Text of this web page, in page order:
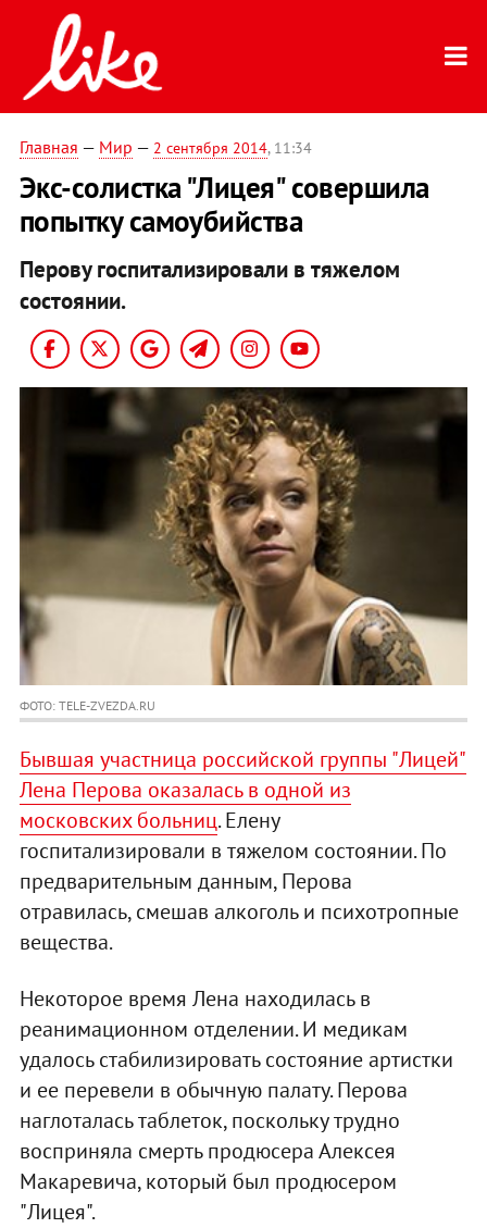
Главная — Мир — 2 сентября 2014, 11:34
Экс-солистка "Лицея" совершила
попытку самоубийства
Перову госпитализировали в тяжелом
состоянии.
ФОТО: TELE-ZVEZDA.RU
Бывшая участница российской группы "Лицей"
Лена Перова оказалась в одной из
московских больниц. Елену
госпитализировали в тяжелом состоянии. По
предварительным данным, Перова
отравилась, смешав алкоголь и психотропные
вещества.
Некоторое время Лена находилась в
реанимационном отделении. И медикам
удалось стабилизировать состояние артистки
и ее перевели в обычную палату. Перова
наглоталась таблеток, поскольку трудно
восприняла смерть продюсера Алексея
Макаревича, который был продюсером
"Лицея".